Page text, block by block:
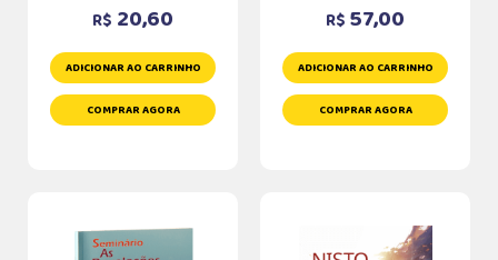
R$ 20,60
ADICIONAR AO CARRINHO
COMPRAR AGORA
R$ 57,00
ADICIONAR AO CARRINHO
COMPRAR AGORA